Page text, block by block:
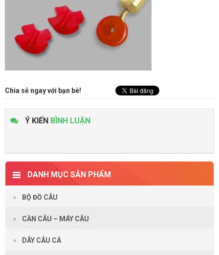
Chia sẻ ngay với bạn bè!
Ý KIẾN BÌNH LUẬN
DANH MỤC SẢN PHẨM
BỘ ĐỒ CÂU
CẦN CÂU – MÁY CÂU
DÂY CÂU CÁ